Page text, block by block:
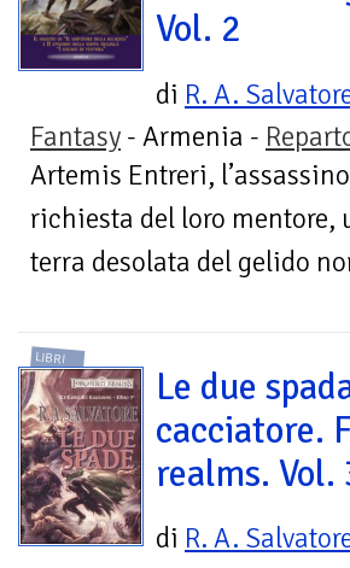
Vol. 2
di R. A.
Fantasy - Armenia -
Artemis Entreri,
richiesta del loro
terra desolata del gelido
LIBRI
Le due
cacciatore.
realms. Vol.
di R. A.